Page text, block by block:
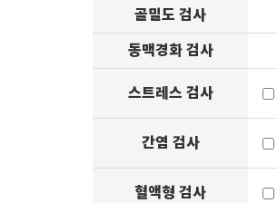
골밀도 검사
동맥경화 검사
스트레스 검사
간염 검사
혈액형 검사